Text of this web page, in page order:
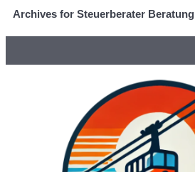
Archives for Steuerberater Beratung